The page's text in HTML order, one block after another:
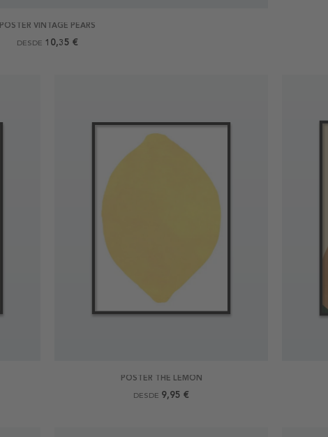
POSTER VINTAGE PEARS
DESDE 10,35 €
POSTER THE LEMON
DESDE 9,95 €